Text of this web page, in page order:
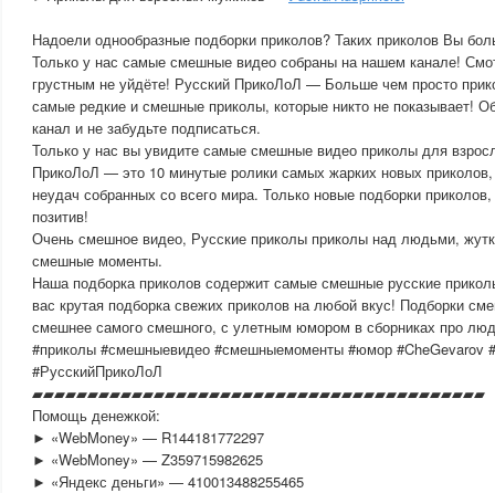
Надоели однообразные подборки приколов? Таких приколов Вы
Только у нас самые смешные видео собраны на нашем канале!
грустным не уйдёте! Русский ПрикоЛоЛ — Больше чем просто
самые редкие и смешные приколы, которые никто не показывает!
канал и не забудьте подписаться.
Только у нас вы увидите самые смешные видео приколы для
ПрикоЛоЛ — это 10 минутые ролики самых жарких новых
неудач собранных со всего мира. Только новые подборки
позитив!
Очень смешное видео, Русские приколы приколы над людьми,
смешные моменты.
Наша подборка приколов содержит самые смешные русские
вас крутая подборка свежих приколов на любой вкус! Подборки
смешнее самого смешного, с улетным юмором в сборниках про
#приколы #смешныевидео #смешныемоменты #юмор #CheGevarov
#РусскийПрикоЛоЛ
▰▰▰▰▰▰▰▰▰▰▰▰▰▰▰▰▰▰▰▰▰▰▰▰▰▰▰▰▰▰▰▰▰▰▰▰▰▰▰▰▰
Помощь денежкой:
► «WebMoney» — R144181772297
► «WebMoney» — Z359715982625
► «Яндекс деньги» — 410013488255465